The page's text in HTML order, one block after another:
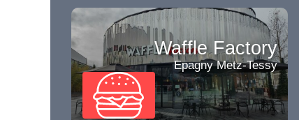
Waffle Factory
Epagny Metz-Tessy